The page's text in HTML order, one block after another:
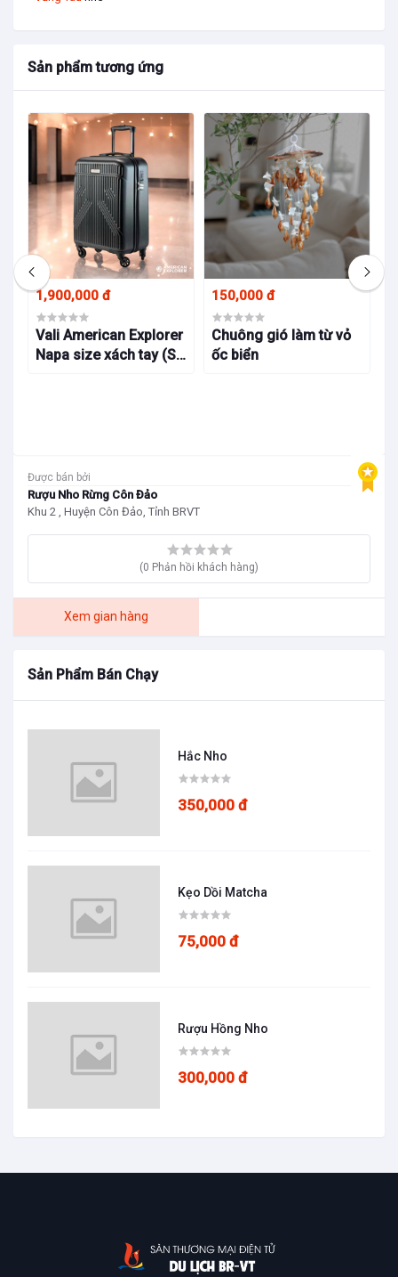
Được bán bởi
Rượu Nho Rừng Côn Đảo
Khu 2 , Huyện Côn Đảo, Tỉnh BRVT
(0 Phản hồi khách hàng)
Xem gian hàng
Sản Phẩm Bán Chạy
Hắc Nho
350,000 đ
Kẹo Dồi Matcha
75,000 đ
Rượu Hồng Nho
300,000 đ
Sản phẩm tương ứng
1,900,000 đ
Vali American Explorer
Napa size xách tay (S)
150,000 đ
Chuông gió làm từ vỏ
ốc biển